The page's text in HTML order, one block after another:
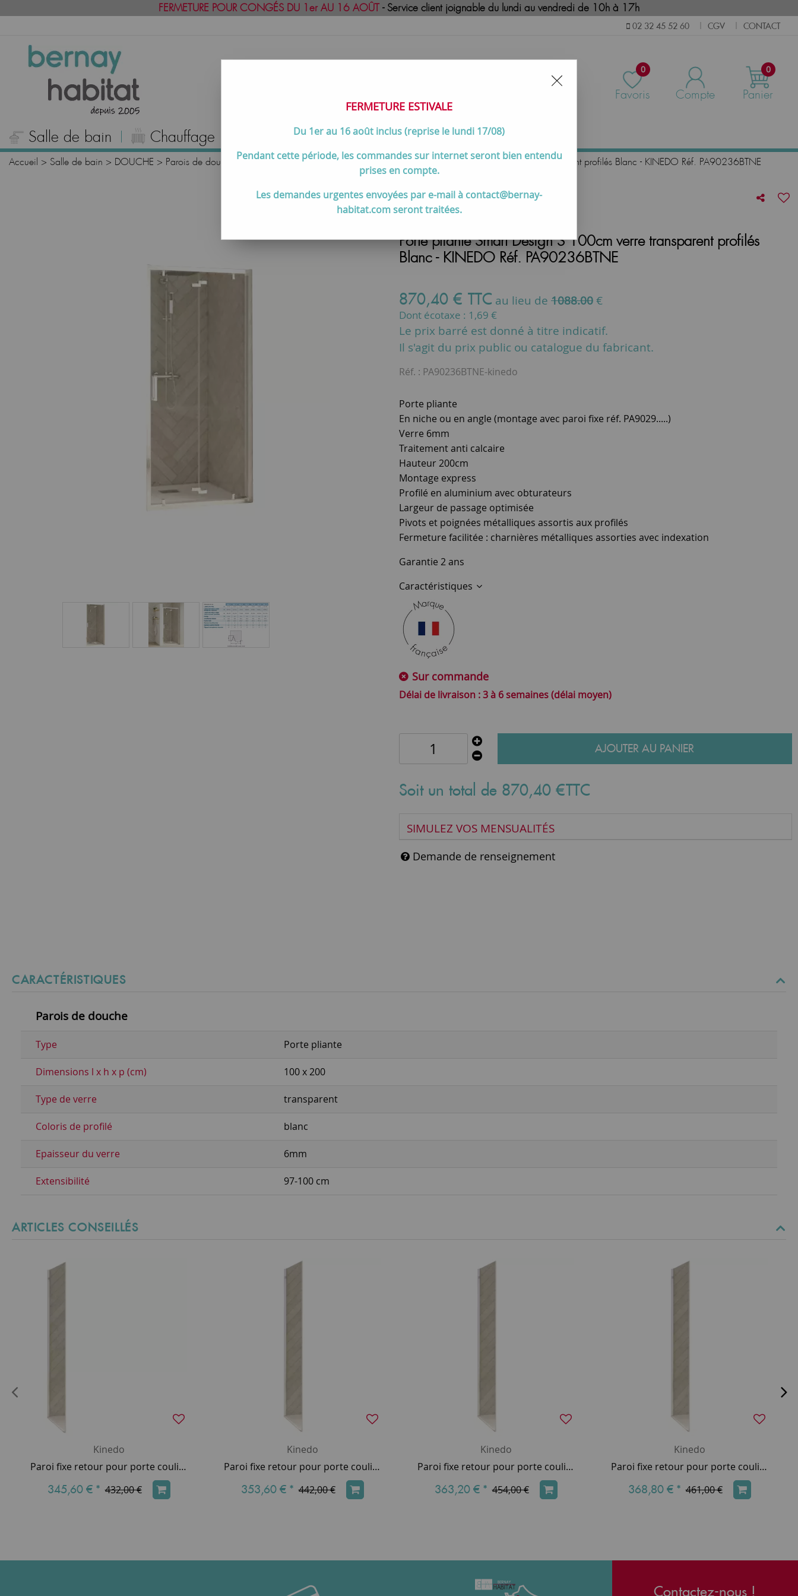
FERMETURE POUR CONGÉS DU 1er AU 16 AOÛT- Service client joignable du lundi au vendredi de 10h à 17h
02 32 45 52 60 CGV CONTACT
0
Favoris Compte
0
Panier
Salle de bain Chauffage Cuisson Meilleures ventes Contactez-nous
Accueil > Salle de bain > DOUCHE > Parois de douche pivotantes, pliantes & battantes >Porte pliante Smart Design S 100cm verre transparent profilés Blanc - KINEDO Réf. PA90236BTNE
Porte pliante Smart Design S 100cm verre transparent profilés
Blanc - KINEDO Réf. PA90236BTNE
870,40 € TTC au lieu de 1088.00€
Dont écotaxe : 1,69 €
Le prix barré est donné à titre indicatif.
Il s'agit du prix public ou catalogue du fabricant.
Réf. : PA90236BTNE-kinedo
Porte pliante
En niche ou en angle (montage avec paroi fixe réf. PA9029.....)
Verre 6mm
Traitement anti calcaire
Hauteur 200cm
Montage express
Profilé en aluminium avec obturateurs
Largeur de passage optimisée
Pivots et poignées métalliques assortis aux profilés
Fermeture facilitée : charnières métalliques assorties avec indexation
Garantie 2 ans
Caractéristiques
Sur commande
3 à 6 semaines (délai moyen)
AJOUTER AU PANIER
Soit un total de 870,40 €TTC
SIMULEZ VOS MENSUALITÉS
Demande de renseignement
CARACTÉRISTIQUES
Parois de douche
Type Porte pliante
Dimensions l x h x p (cm) 100 x 200
Type de verre transparent
Coloris de profilé blanc
Epaisseur du verre 6mm
Extensibilité 97-100 cm
ARTICLES CONSEILLÉS
Kinedo
Paroi fixe retour pour porte coulissante Smart Design 70cm verre transparent profilés Blanc - KINEDO Réf. PA90290BTNE
345,60 € * 432,00 €
Kinedo
Paroi fixe retour pour porte coulissante Smart Design 75cm verre transparent profilés Blanc - KINEDO Réf. PA90291BTNE
353,60 € * 442,00 €
Kinedo
Paroi fixe retour pour porte coulissante Smart Design 80cm verre transparent profilés Blanc - KINEDO Réf. PA90292BTNE
363,20 € * 454,00 €
Kinedo
Paroi fixe retour pour porte coulissante Smart Design 85cm verre transparent profilés Blanc - KINEDO Réf. PA90293BTNE
368,80 € * 461,00 €
Contactez-nous !
FERMETURE ESTIVALE
Du 1er au 16 août inclus (reprise le lundi 17/08)
Pendant cette période, les commandes sur internet seront bien entendu
prises en compte.
Les demandes urgentes envoyées par e-mail à contact@bernay-
habitat.com seront traitées.